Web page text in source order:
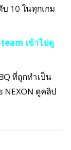
10 ในทุกเกม
เข้าไปดู
ที่ถูกทำเป็น
NEXON ดูคลิป